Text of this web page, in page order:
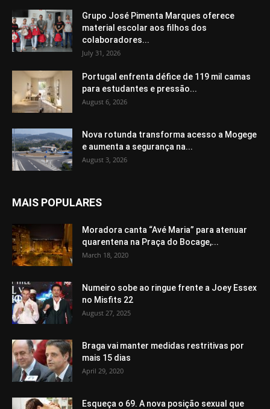
Grupo José Pimenta Marques oferece
material escolar aos filhos dos
colaboradores...
July 31, 2026
Portugal enfrenta défice de 119 mil camas
para estudantes e pressão...
August 6, 2026
Nova rotunda transforma acesso a Mogege
e aumenta a segurança na...
August 3, 2026
MAIS POPULARES
Moradora canta “Avé Maria” para atenuar
quarentena na Praça do Bocage,...
March 18, 2020
Numeiro sobe ao ringue frente a Joey Essex
no Misfits 22
August 27, 2025
Braga vai manter medidas restritivas por
mais 15 dias
April 29, 2020
Esqueça o 69. A nova posição sexual que